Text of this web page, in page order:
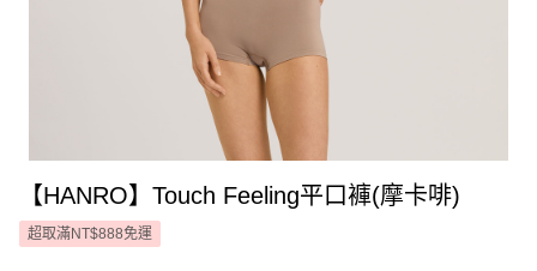
【HANRO】Touch Feeling平口褲(摩卡啡)
超取滿NT$888免運